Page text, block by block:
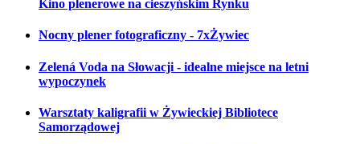
Kino plenerowe na cieszyńskim Rynku
Nocny plener fotograficzny - 7xŻywiec
Zelená Voda na Słowacji - idealne miejsce na letni
wypoczynek
Warsztaty kaligrafii w Żywieckiej Bibliotece
Samorządowej